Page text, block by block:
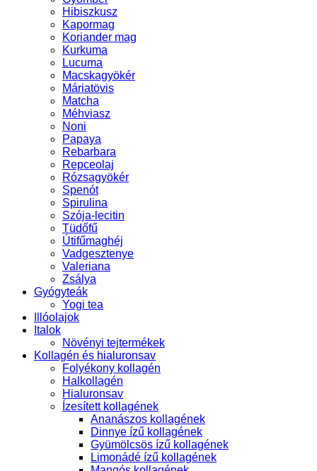
Hibiszkusz
Kapormag
Koriander mag
Kurkuma
Lucuma
Macskagyökér
Máriatövis
Matcha
Méhviasz
Noni
Papaya
Rebarbara
Repceolaj
Rózsagyökér
Spenót
Spirulina
Szója-lecitin
Tüdőfű
Útifűmaghéj
Vadgesztenye
Valeriana
Zsálya
Gyógyteák
Yogi tea
Illóolajok
Italok
Növényi tejtermékek
Kollagén és hialuronsav
Folyékony kollagén
Halkollagén
Hialuronsav
Ízesített kollagének
Ananászos kollagének
Dinnye ízű kollagének
Gyümölcsös ízű kollagének
Limonádé ízű kollagének